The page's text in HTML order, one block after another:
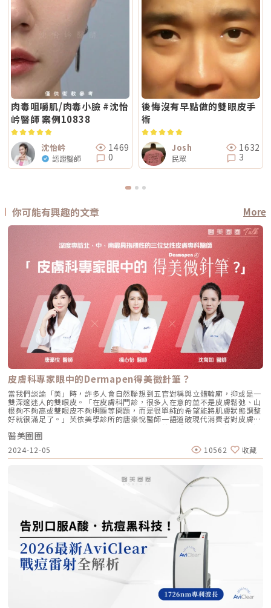
肉毒咀嚼肌/肉毒小臉 #沈怡
岒醫師 案例10838
沈怡岒
認證醫師
1469
0
後悔沒有早點做的雙眼皮手
術
Josh
民眾
1632
3
你可能有興趣的文章 More
皮膚科專家眼中的Dermapen得美微針筆？
當我們談論「美」時，許多人會自然聯想到五官對稱與立體輪廓，抑或是一
雙深邃迷人的雙眼皮。「在皮膚科門診，很多人在意的並不是皮膚鬆弛、山
根夠不夠高或雙眼皮不夠明顯等問題，而是很單純的希望能將肌膚狀態調整
好就很滿足了。」芙依美學診所的唐豪悅醫師一語道破現代消費者對皮膚健
康的核心需求。儘管雷射療程長期被認為是改善多種肌膚問題的首選，但過
度依賴光電治療也可能會有潛在的風險產生，如皮膚屏障受損、變薄甚至色
素沉澱...等。（圖／Dermapen官網）在醫美領域，隨著雷射光電、熱能療
程在皮膚問題上的廣泛應用，消費者對於高效但低風險的皮膚保養需求反而
不斷攀升。如今，Dermapen得美微針憑藉「非光電、無熱能」的純物理性
自北中南的皮膚科專家—「芙依美學診所」唐豪悅醫師、「芯漾皮膚科診
所」楊心怡醫師與「彤曜時尚診所」沈育如醫師，深度剖析他們對
Dermapen得美微針的獨到見解與臨床應用。期待能讓追求皮膚健康的民
眾，快速掌握療程特點的同時，也能更近一步的了解三位醫師的臨床經驗與
心得感想。Dermapen的魅力：擺脫雷射侷限開啟物理養膚新時代隨著醫美
科技日新月異，越來越多人開始尋求溫和、安全的養膚選擇，特別是對於敏
感肌膚或容易出現色斑的族群。那麼，Dermapen 如何運用先進的微針技
術，既能有效改善膚況，又能減少傳統療程可能帶來的風險呢？（圖／
Dermapen官網）唐豪悅醫師指出：「許多消費者對雷射或熱能療法敬而遠
之，尤其是皮膚薄或有肝斑困擾的人。」對於這些族群，Dermapen 提供了
一個專為需求設計的物理性療法。透過每秒可產生多達1,920個微通道的高
速垂直微針技術，Dermapen 在單次的療程中，可於肌膚表面創造近百萬個
微型吸收通道，將適當的成分高效輸送至肌膚深層，同時避免雷射引發的敏
感反應或屏障受損的風險。（圖／唐豪悅醫師 FB粉絲專頁）唐醫師生動地
比喻：「Dermapen就像為肌膚開創了一條條專屬營養通道的工具。透過物
醫美圈圈
2024-12-05 10562 收藏